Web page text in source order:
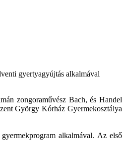
gyertyagyújtás alkalmával
zongoraművész Bach, és Handel
György Kórház Gyermekosztálya
alkalmával. Az első